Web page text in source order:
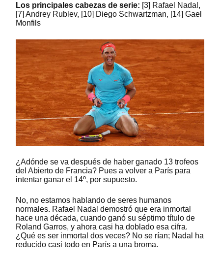
Los principales cabezas de serie: [3] Rafael Nadal,
[7] Andrey Rublev, [10] Diego Schwartzman, [14] Gael
Monfils
¿Adónde se va después de haber ganado 13 trofeos
del Abierto de Francia? Pues a volver a París para
intentar ganar el 14º, por supuesto.
No, no estamos hablando de seres humanos
normales. Rafael Nadal demostró que era inmortal
hace una década, cuando ganó su séptimo título de
Roland Garros, y ahora casi ha doblado esa cifra.
¿Qué es ser inmortal dos veces? No se rían; Nadal ha
reducido casi todo en París a una broma.